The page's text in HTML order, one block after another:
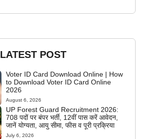
LATEST POST
Voter ID Card Download Online | How
to Download Voter ID Card Online
2026
August 6, 2026
UP Forest Guard Recruitment 2026:
708 पदों पर बंपर भर्ती, 12वीं पास करें आवेदन,
जानें योग्यता, आयु सीमा, फीस व पूरी प्रक्रिया
July 6, 2026